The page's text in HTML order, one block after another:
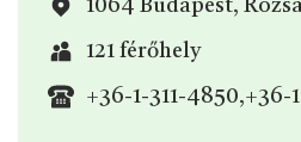
1064 Budapest,
121 férőhely
+36-1-311-4850,+36-